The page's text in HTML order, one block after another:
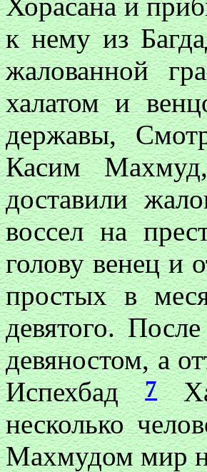
к нему из
жалованной
халатом и
державы,
Касим
доставили
воссел на
голову венец и
простых в
девятого.
девяностом, а
Испехбад7
несколько
Махмудом мир